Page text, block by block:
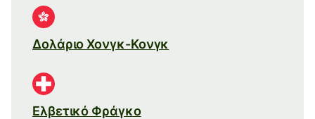
Δολάριο Χονγκ-Κονγκ
Ελβετικό Φράγκο